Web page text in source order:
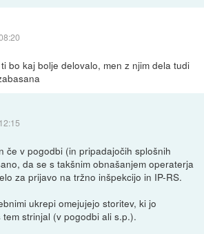
bo kaj bolje delovalo, men z njim dela tudi
če v pogodbi (in pripadajočih splošnih
da se s takšnim obnašanjem operaterja
za prijavo na tržno inšpekcijo in IP-RS.
ukrepi omejujejo storitev, ki jo
strinjal (v pogodbi ali s.p.).